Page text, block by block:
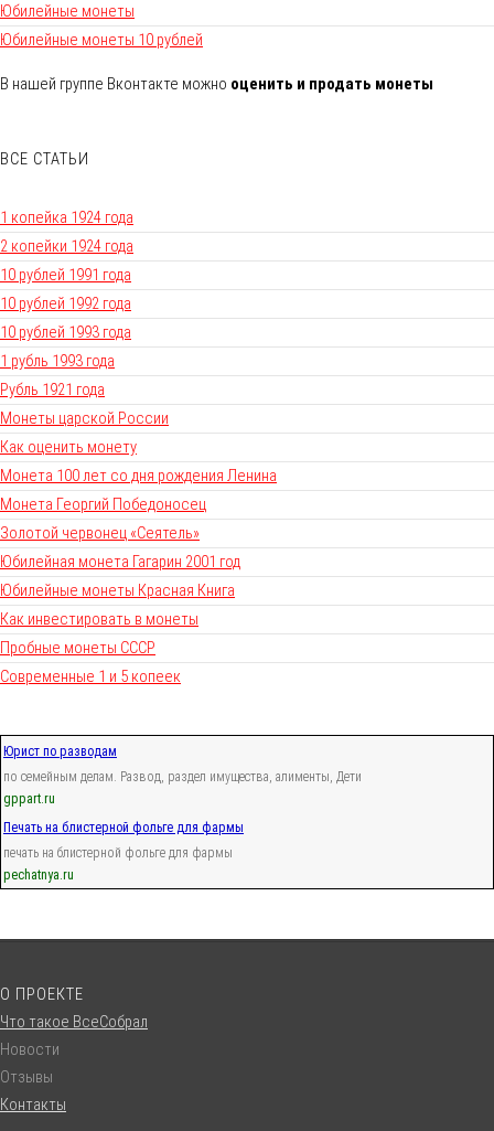
Юбилейные монеты
Юбилейные монеты 10 рублей
В нашей группе Вконтакте можно оценить и продать монеты
ВСЕ СТАТЬИ
1 копейка 1924 года
2 копейки 1924 года
10 рублей 1991 года
10 рублей 1992 года
10 рублей 1993 года
1 рубль 1993 года
Рубль 1921 года
Монеты царской России
Как оценить монету
Монета 100 лет со дня рождения Ленина
Монета Георгий Победоносец
Золотой червонец «Сеятель»
Юбилейная монета Гагарин 2001 год
Юбилейные монеты Красная Книга
Как инвестировать в монеты
Пробные монеты СССР
Современные 1 и 5 копеек
Юрист по разводам
по семейным делам. Развод, раздел имущества, алименты, Дети
gppart.ru
Печать на блистерной фольге для фармы
печать на блистерной фольге для фармы
pechatnya.ru
О ПРОЕКТЕ
Что такое ВсеСобрал
Новости
Отзывы
Контакты